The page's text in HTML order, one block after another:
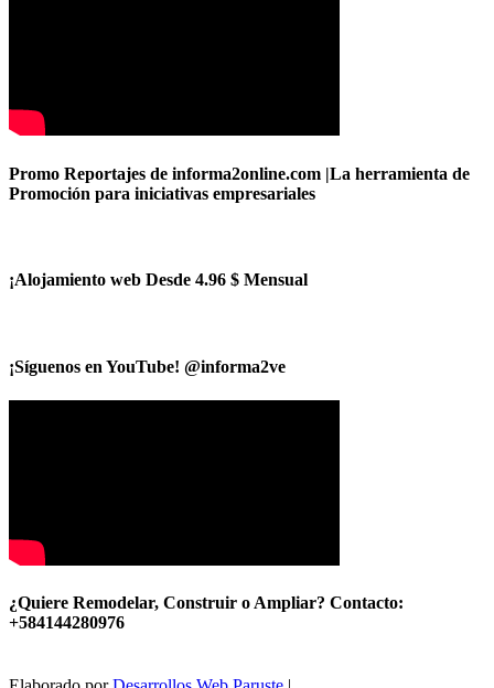
Promo Reportajes de informa2online.com |La herramienta de
Promoción para iniciativas empresariales
¡Alojamiento web Desde 4.96 $ Mensual
¡Síguenos en YouTube! @informa2ve
¿Quiere Remodelar, Construir o Ampliar? Contacto:
+584144280976